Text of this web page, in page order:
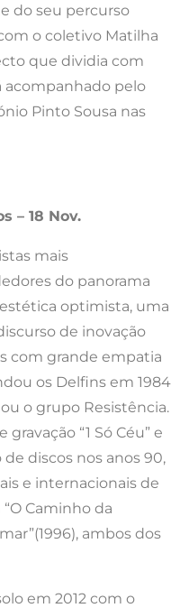
do seu percurso
o coletivo Matilha
que dividia com
acompanhado pelo
Pinto Sousa nas
– 18 Nov.
mais
do panorama
optimista, uma
de inovação
com grande empatia
os Delfins em 1984
o grupo Resistência.
“1 Só Céu” e
discos nos anos 90,
e internacionais de
Caminho da
ambos dos
em 2012 com o